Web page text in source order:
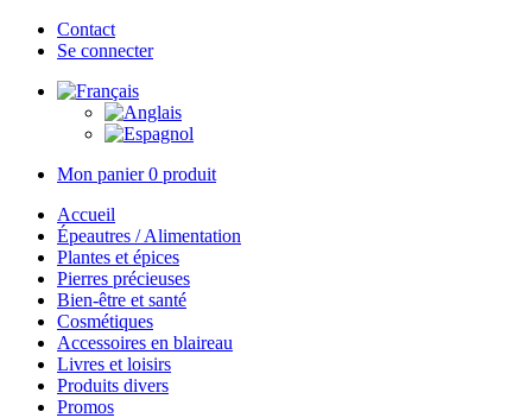
Contact
Se connecter
Mon panier0 produit
Accueil
Épeautres / Alimentation
Plantes et épices
Pierres précieuses
Bien-être et santé
Cosmétiques
Accessoires en blaireau
Livres et loisirs
Produits divers
Promos